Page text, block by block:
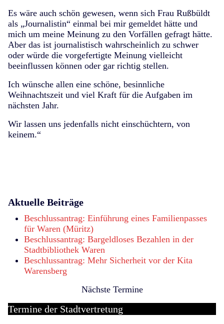
Es wäre auch schön gewesen, wenn sich Frau Rußbüldt
als „Journalistin“ einmal bei mir gemeldet hätte und
mich um meine Meinung zu den Vorfällen gefragt hätte.
Aber das ist journalistisch wahrscheinlich zu schwer
oder würde die vorgefertigte Meinung vielleicht
beeinflussen können oder gar richtig stellen.
Ich wünsche allen eine schöne, besinnliche
Weihnachtszeit und viel Kraft für die Aufgaben im
nächsten Jahr.
Wir lassen uns jedenfalls nicht einschüchtern, von
keinem.“
Aktuelle Beiträge
Beschlussantrag: Einführung eines Familienpasses
für Waren (Müritz)
Beschlussantrag: Bargeldloses Bezahlen in der
Stadtbibliothek Waren
Beschlussantrag: Mehr Sicherheit vor der Kita
Warensberg
Nächste Termine
Termine der Stadtvertretung